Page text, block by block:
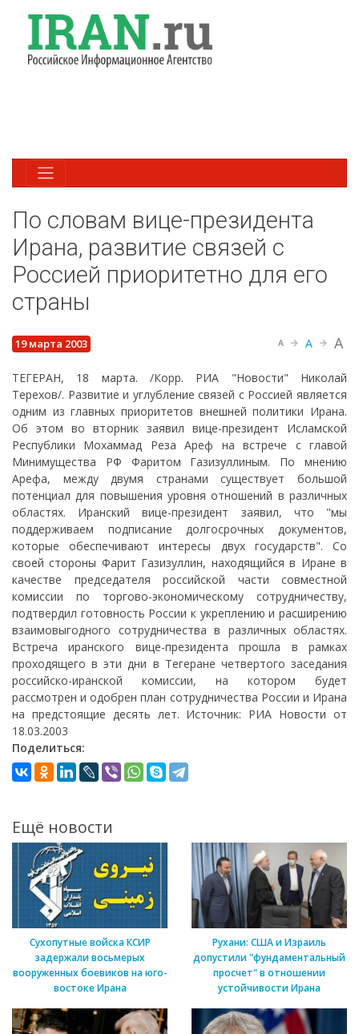
По словам вице-президента
Ирана, развитие связей с
Россией приоритетно для его
страны
19 марта 2003 A A A
ТЕГЕРАН, 18 марта. /Корр. РИА "Новости" Николай
Терехов/. Развитие и углубление связей с Россией является
одним из главных приоритетов внешней политики Ирана.
Об этом во вторник заявил вице-президент Исламской
Республики Мохаммад Реза Ареф на встрече с главой
Минимущества РФ Фаритом Газизуллиным. По мнению
Арефа, между двумя странами существует большой
потенциал для повышения уровня отношений в различных
областях. Иранский вице-президент заявил, что "мы
поддерживаем подписание долгосрочных документов,
которые обеспечивают интересы двух государств". Со
своей стороны Фарит Газизуллин, находящийся в Иране в
качестве председателя российской части совместной
комиссии по торгово-экономическому сотрудничеству,
подтвердил готовность России к укреплению и расширению
взаимовыгодного сотрудничества в различных областях.
Встреча иранского вице-президента прошла в рамках
проходящего в эти дни в Тегеране четвертого заседания
российско-иранской комиссии, на котором будет
рассмотрен и одобрен план сотрудничества России и Ирана
на предстоящие десять лет. Источник: РИА Новости от
18.03.2003
Поделиться:
Ещё новости
Сухопутные войска КСИР
задержали восьмерых
вооруженных боевиков на юго-
востоке Ирана
Рухани: США и Израиль
допустили "фундаментальный
просчет" в отношении
устойчивости Ирана